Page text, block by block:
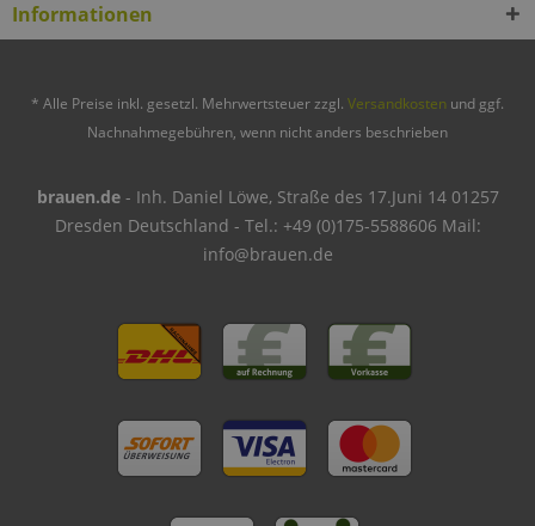
Informationen
* Alle Preise inkl. gesetzl. Mehrwertsteuer zzgl. Versandkosten und ggf.
Nachnahmegebühren, wenn nicht anders beschrieben
brauen.de- Inh. Daniel Löwe, Straße des 17.Juni 14 01257
Dresden Deutschland - Tel.: +49 (0)175-5588606 Mail:
info@brauen.de